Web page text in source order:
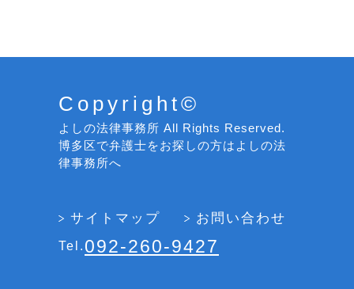
Copyright©
よしの法律事務所 All Rights Reserved.
博多区で弁護士をお探しの方はよしの法
律事務所へ
サイトマップ お問い合わせ
Tel. 092-260-9427